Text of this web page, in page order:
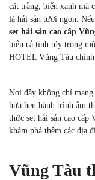
cát trắng, biển xanh mà
là hải sản tươi ngon.
set hải sản cao cấp
biển cả tinh túy trong
HOTEL Vũng Tàu
Nơi đây không chỉ
hứa hẹn hành trình ẩm
thức set hải sản cao cấp
khám phá thêm các địa
Vũng Tàu